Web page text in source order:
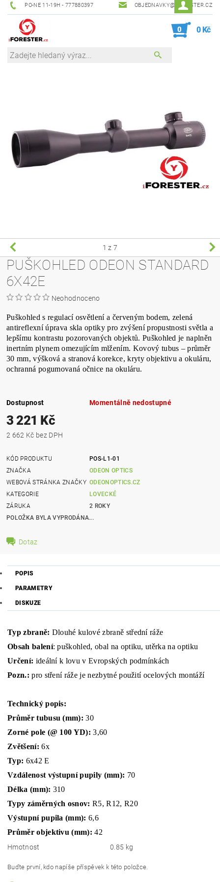
PO-NE 11-19H - 777880397 OBJEDNAVKY@IFORESTER.CZ
0 0 Kč
1 z 7
PUŠKOHLED ODEON STANDARD
6X42E
Neohodnoceno
Puškohled s regulací osvětlení a červeným bodem, zelená
antireflexní úprava skla optiky pro zvýšení propustnosti světla a
lepšímu kontrastu pozorovaných objektů. Puškohled je naplněn
inertním plynem omezujícím mlžením. Kovový tubus – průměr
30 mm, výšková a stranová korekce, kryty objektivu a okuláru,
ochranná pogumovaná očnice na okuláru.
Dostupnost Momentálně nedostupné
3 221 Kč
2 662 Kč bez DPH
KÓD PRODUKTU
POS-L1-01
ZNAČKA
ODEON OPTICS
WEBOVÁ STRÁNKA ZNAČKY ODEONOPTICS.CZ
KATEGORIE
LOVECKÉ
ZÁRUKA
2 ROKY
POLOŽKA BYLA VYPRODÁNA...
Dotaz
POPIS
PARAMETRY
DISKUZE
Typ zbraně: Dlouhé kulové zbraně střední ráže
Obsah balení: puškohled, obal na optiku, utěrka na optiku
Určení: ideální k lovu v Evropských podmínkách
Pozn.: pro stření ráže je nezbytné použití ocelových montáží
Technický popis:
Průměr tubusu (mm):30
Zorné pole (@ 100 YD):3,60
Zvětšení:6x
Typ: 6x42 E
Vzdálenost výstupní pupily (mm): 70
Délka (mm): 310
Typy záměrných osnov:R5, R12, R20
Výstupní pupila (mm):6,6
Průměr objektivu (mm):42
Hmotnost 0.85 kg
Buďte první, kdo napíše příspěvek k této položce.